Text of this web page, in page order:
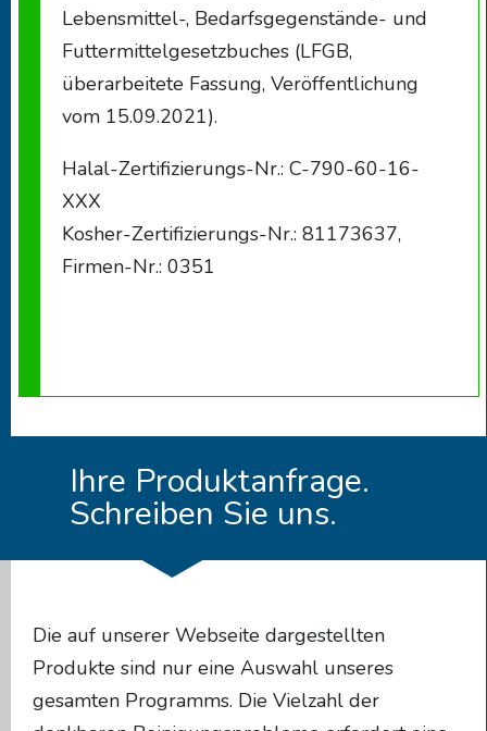
Lebensmittel-, Bedarfsgegenstände- und
Futtermittelgesetzbuches (LFGB,
überarbeitete Fassung, Veröffentlichung
vom 15.09.2021).
Halal-Zertifizierungs-Nr.: C-790-60-16-
XXX
Kosher-Zertifizierungs-Nr.: 81173637,
Firmen-Nr.: 0351
Ihre Produktanfrage.
Schreiben Sie uns.
Die auf unserer Webseite dargestellten
Produkte sind nur eine Auswahl unseres
gesamten Programms. Die Vielzahl der